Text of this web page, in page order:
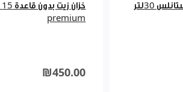
خزان زيت ايطالي ستانلس 30لتر
premium
₪450.00